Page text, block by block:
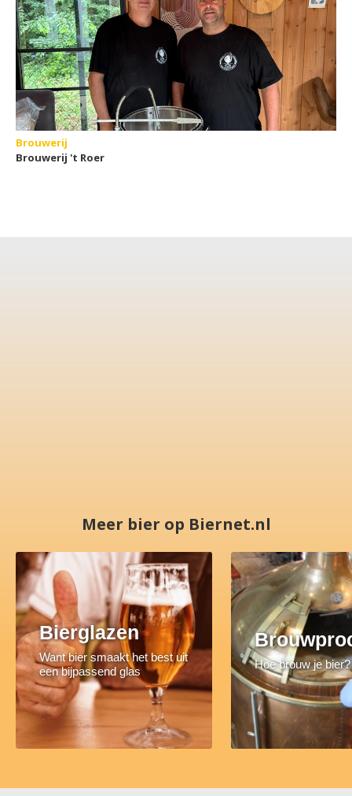
Brouwerij
Brouwerij 't Roer
Meer bier op Biernet.nl
Bierglazen
Want bier smaakt het best uit
een bijpassend glas
Hoe brouw je bier?